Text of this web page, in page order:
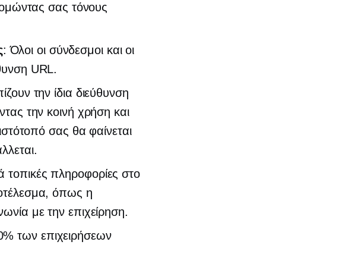
σας τόνους
: Όλοι οι σύνδεσμοι και οι
URL.
την ίδια διεύθυνση
την κοινή χρήση και
σας θα φαίνεται
τοπικές πληροφορίες στο
όπως η
με την επιχείρηση.
των επιχειρήσεων